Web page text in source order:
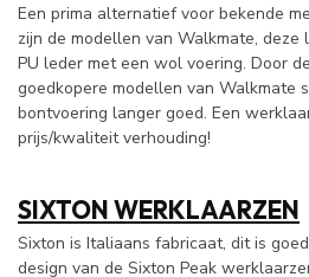
Een prima alternatief voor bekende
zijn de modellen van Walkmate, deze
PU leder met een wol voering. Door
goedkopere modellen van Walkmate
bontvoering langer goed. Een
prijs/kwaliteit verhouding!
SIXTON WERKLAARZEN
Sixton is Italiaans fabricaat, dit is
design van de Sixton Peak